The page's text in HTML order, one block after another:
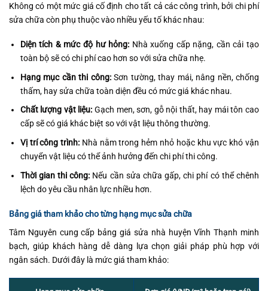
Không có một mức giá cố định cho tất cả các công trình, bởi chi phí
sửa chữa còn phụ thuộc vào nhiều yếu tố khác nhau:
Diện tích & mức độ hư hỏng: Nhà xuống cấp nặng, cần cải tạo
toàn bộ sẽ có chi phí cao hơn so với sửa chữa nhẹ.
Hạng mục cần thi công:Sơn tường, thay mái, nâng nền, chống
thấm, hay sửa chữa toàn diện đều có mức giá khác nhau.
Chất lượng vật liệu: Gạch men, sơn, gỗ nội thất, hay mái tôn cao
cấp sẽ có giá khác biệt so với vật liệu thông thường.
Vị trí công trình: Nhà nằm trong hẻm nhỏ hoặc khu vực khó vận
chuyển vật liệu có thể ảnh hưởng đến chi phí thi công.
Thời gian thi công: Nếu cần sửa chữa gấp, chi phí có thể chênh
lệch do yêu cầu nhân lực nhiều hơn.
Bảng giá tham khảo cho từng hạng mục sửa chữa
Tâm Nguyên cung cấp bảng giá sửa nhà huyện Vĩnh Thạnh minh
bạch, giúp khách hàng dễ dàng lựa chọn giải pháp phù hợp với
ngân sách. Dưới đây là mức giá tham khảo: